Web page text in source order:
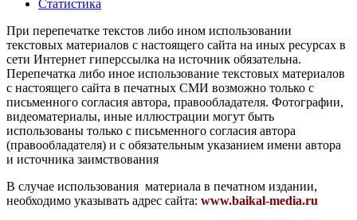
Статистика
При перепечатке текстов либо ином использовании
текстовых материалов с настоящего сайта на иных ресурсах в
сети Интернет гиперссылка на источник обязательна.
Перепечатка либо иное использование текстовых материалов
с настоящего сайта в печатных СМИ возможно только с
письменного согласия автора, правообладателя. Фотографии,
видеоматериалы, иные иллюстрации могут быть
использованы только с письменного согласия автора
(правообладателя) и с обязательным указанием имени автора
и источника заимствования
В случае использования материала в печатном издании,
необходимо указывать адрес сайта: www.baikal-media.ru